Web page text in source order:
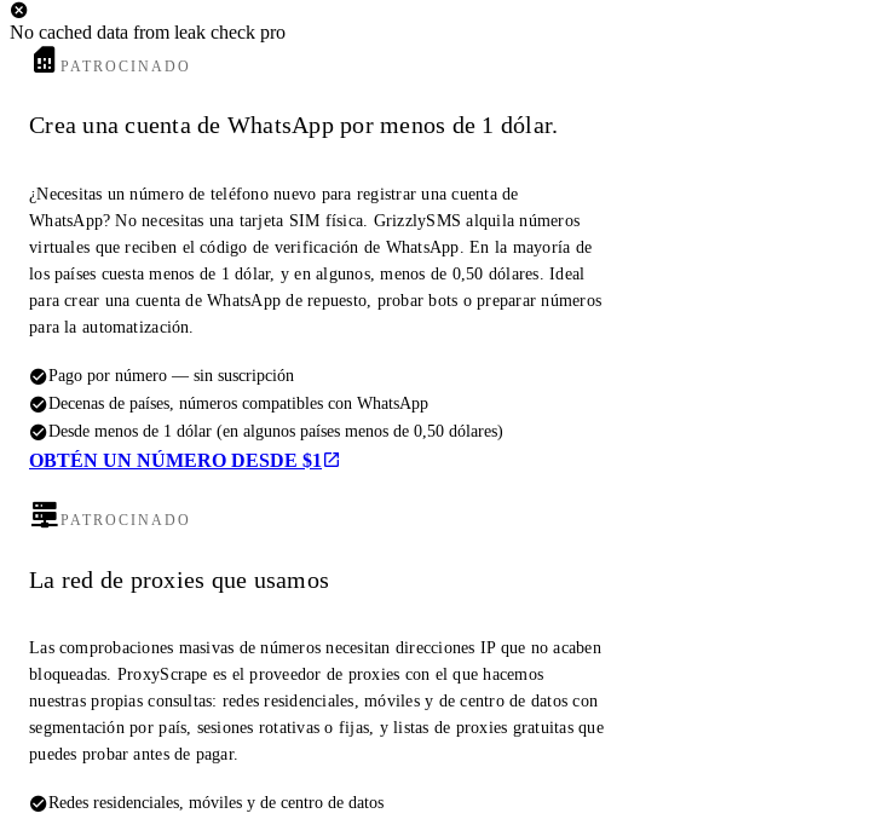
No cached data from leak check pro
PATROCINADO
Crea una cuenta de WhatsApp por menos de 1 dólar.
¿Necesitas un número de teléfono nuevo para registrar una cuenta de
WhatsApp? No necesitas una tarjeta SIM física. GrizzlySMS alquila números
virtuales que reciben el código de verificación de WhatsApp. En la mayoría de
los países cuesta menos de 1 dólar, y en algunos, menos de 0,50 dólares. Ideal
para crear una cuenta de WhatsApp de repuesto, probar bots o preparar números
para la automatización.
Pago por número — sin suscripción
Decenas de países, números compatibles con WhatsApp
Desde menos de 1 dólar (en algunos países menos de 0,50 dólares)
OBTÉN UN NÚMERO DESDE $1
PATROCINADO
La red de proxies que usamos
Las comprobaciones masivas de números necesitan direcciones IP que no acaben
bloqueadas. ProxyScrape es el proveedor de proxies con el que hacemos
nuestras propias consultas: redes residenciales, móviles y de centro de datos con
segmentación por país, sesiones rotativas o fijas, y listas de proxies gratuitas que
puedes probar antes de pagar.
Redes residenciales, móviles y de centro de datos